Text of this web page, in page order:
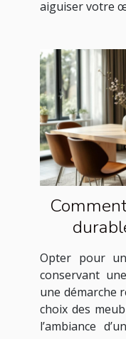
aiguiser votre
Opter pour
conservant
une démarche
choix des
l’ambiance